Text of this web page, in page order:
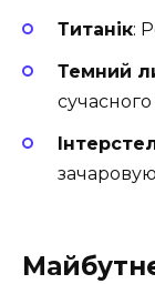
Титанік:
Темний